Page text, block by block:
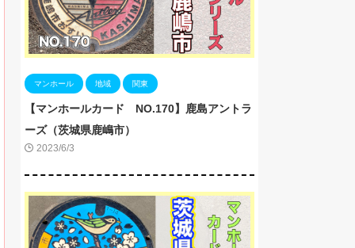
マンホール 地域 関東
【マンホールカード NO.170】鹿島アントラ
ーズ（茨城県鹿嶋市）
2023/6/3